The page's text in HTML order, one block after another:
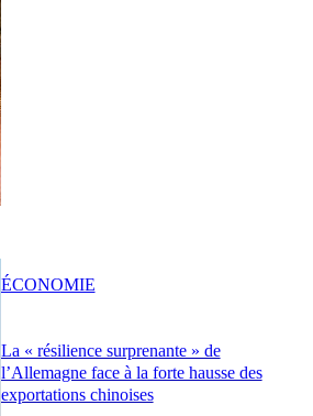
La « résilience surprenante » de
l’Allemagne face à la forte hausse des
exportations chinoises
ÉCONOMIE